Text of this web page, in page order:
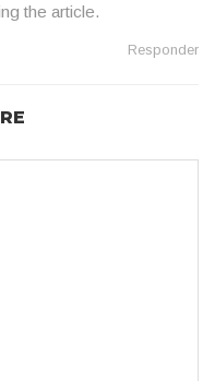
the article.
Responder